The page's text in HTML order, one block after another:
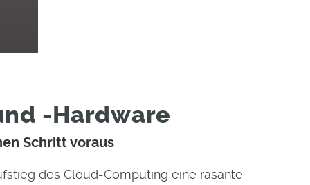
-Hardware
Schritt voraus
des Cloud-Computing eine rasante